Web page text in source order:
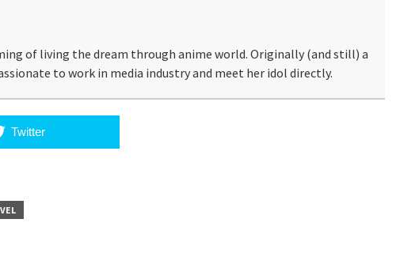
of living the dream through anime world. Originally (and still) a
to work in media industry and meet her idol directly.
Twitter